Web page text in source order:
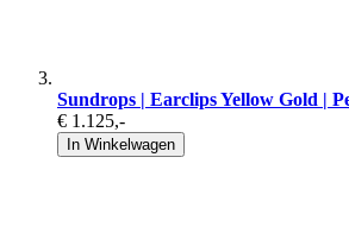
Sundrops | Earclips Yellow Gold |
€ 1.125,-
In Winkelwagen